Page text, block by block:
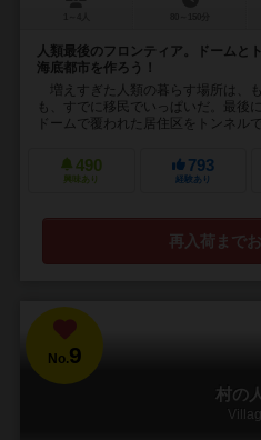
人類最後のフロンティア。ドームと
海底都市を作ろう！
増えすぎた人類の暮らす場所は、
も、すでに移民でいっぱいだ。最後
ドームで覆われた居住区をトンネル
490
興味あり
793
経験あり
再入荷まで
No.9
村の